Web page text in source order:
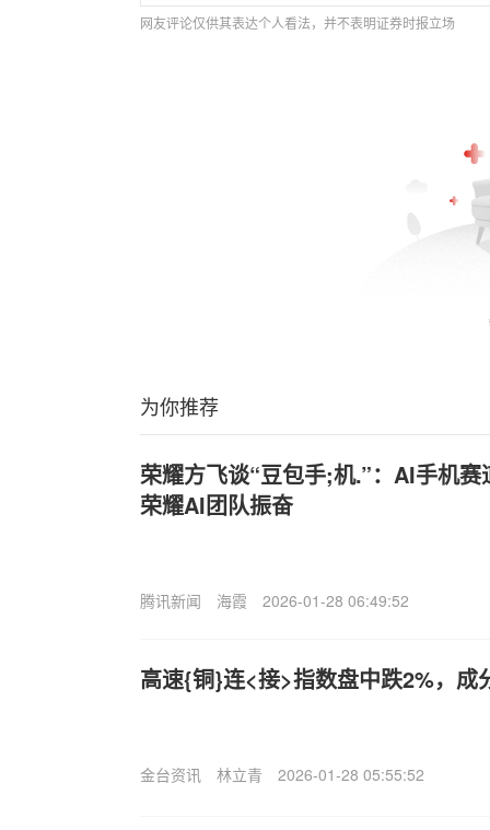
网友评论仅供其表达个人看法，并不表明证券时报立场
为你推荐
荣耀方飞谈“豆包手;机.”：AI手机
荣耀AI团队振奋
腾讯新闻 海霞 2026-01-28 06:49:52
高速{铜}连<接>指数盘中跌2%，成
金台资讯 林立青 2026-01-28 05:55:52